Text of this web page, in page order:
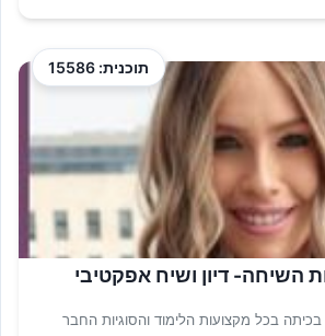
תוכנית: 15586
השיחה- דיון ושיח אפקטיבי
בכיתה בכל מקצועות הלימוד והסוגיות החבר